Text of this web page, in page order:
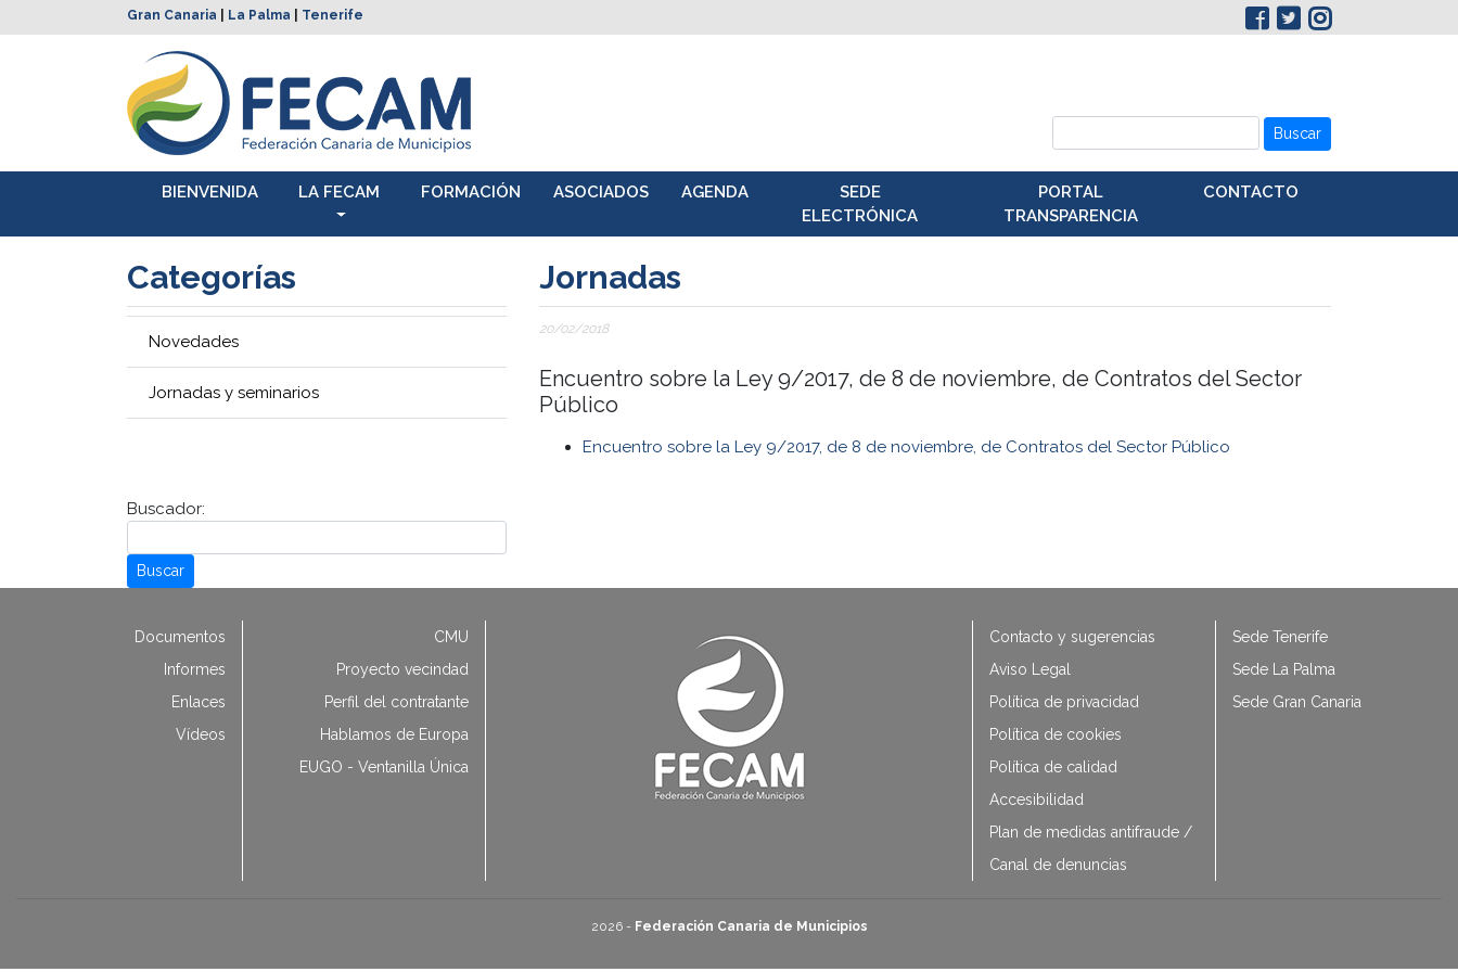
Gran Canaria La Palma Tenerife
Buscar
BIENVENIDA LA FECAM FORMACIÓN ASOCIADOS AGENDA
SEDE
ELECTRÓNICA
PORTAL
TRANSPARENCIA
CONTACTO
Categorías
Novedades
Jornadas y seminarios
Buscador:
Buscar
Jornadas
20/02/2018
Encuentro sobre la Ley 9/2017, de 8 de noviembre, de Contratos del Sector
Público
Encuentro sobre la Ley 9/2017, de 8 de noviembre, de Contratos del Sector Público
Documentos
Informes
Enlaces
Vídeos
CMU
Proyecto vecindad
Perfil del contratante
Hablamos de Europa
EUGO - Ventanilla Única
Contacto y sugerencias
Aviso Legal
Política de privacidad
Política de cookies
Política de calidad
Accesibilidad
Plan de medidas antifraude /
Canal de denuncias
Sede Tenerife
Sede La Palma
Sede Gran Canaria
2026 - Federación Canaria de Municipios